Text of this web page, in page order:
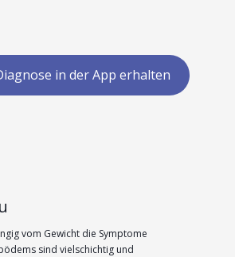
in der App erhalten
vom Gewicht die Symptome
sind vielschichtig und